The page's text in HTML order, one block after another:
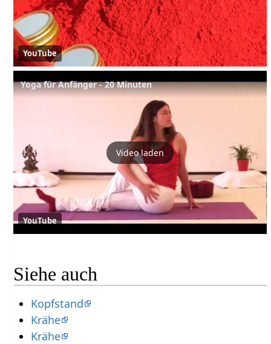
YouTube
Yoga für Anfänger - 20 Minuten
Video laden
YouTube
Siehe auch
Kopfstand
Krähe
Krähe